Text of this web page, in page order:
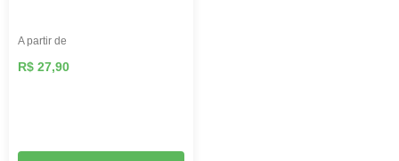
A partir de
R$ 27,90